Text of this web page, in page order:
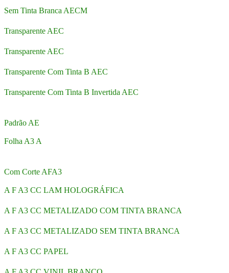
Sem Tinta Branca AECM
Transparente AEC
Transparente AEC
Transparente Com Tinta B AEC
Transparente Com Tinta B Invertida AEC
Padrão AE
Folha A3 A
Com Corte AFA3
A F A3 CC LAM HOLOGRÁFICA
A F A3 CC METALIZADO COM TINTA BRANCA
A F A3 CC METALIZADO SEM TINTA BRANCA
A F A3 CC PAPEL